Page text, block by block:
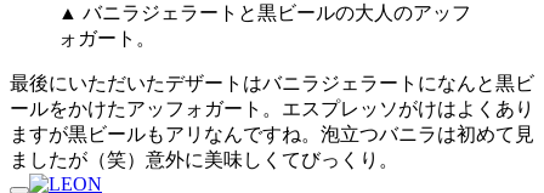
▲ バニラジェラートと黒ビールの大人のアッフ
ォガート。
最後にいただいたデザートはバニラジェラートになんと黒ビ
ールをかけたアッフォガート。エスプレッソがけはよくあり
ますが黒ビールもアリなんですね。泡立つバニラは初めて見
ましたが（笑）意外に美味しくてびっくり。